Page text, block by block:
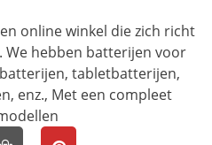
online winkel die zich richt
hebben batterijen voor
tabletbatterijen,
enz., Met een compleet